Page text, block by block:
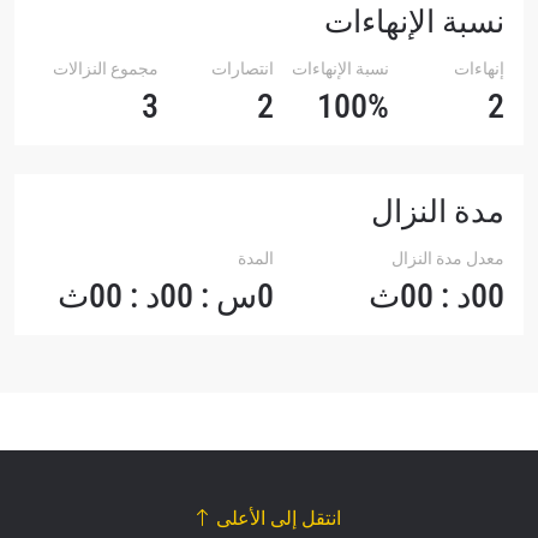
نسبة الإنهاءات
إنهاءات
2
نسبة الإنهاءات
100%
انتصارات
2
مجموع النزالات
3
مدة النزال
معدل مدة النزال
00د : 00ث
المدة
0س : 00د : 00ث
انتقل إلى الأعلى